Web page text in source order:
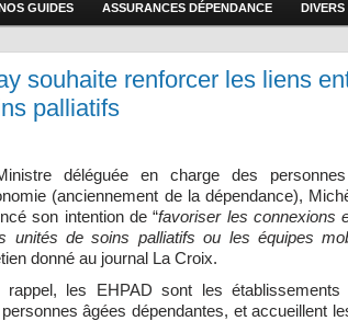
GUIDES ASSURANCES DÉPENDANCE DIVERS
souhaite renforcer les liens
palliatifs
déléguée en charge des
(anciennement de la dépendance),
son intention de “favoriser les connexions
unités de soins palliatifs ou les équipes
donné au journal La Croix.
rappel, les EHPAD sont les établissements
âgées dépendantes, et accueillent